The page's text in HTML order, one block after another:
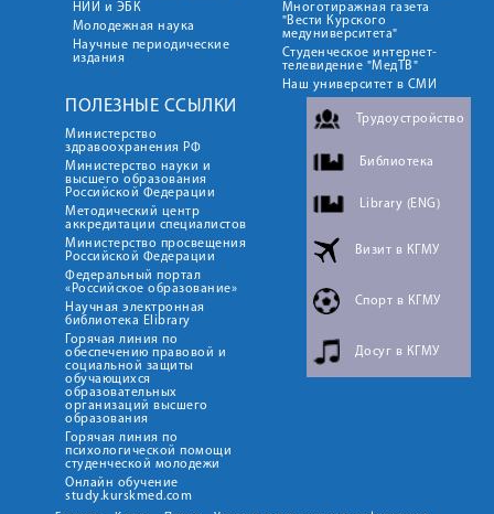
НИИ и ЭБК
Молодежная наука
Научные периодические
издания
Многотиражная газета
"Вести Курского
медуниверситета"
Студенческое интернет-
телевидение "МедТВ"
Наш университет в СМИ
ПОЛЕЗНЫЕ ССЫЛКИ
Министерство
здравоохранения РФ
Министерство науки и
высшего образования
Российской Федерации
Методический центр
аккредитации специалистов
Министерство просвещения
Российской Федерации
Федеральный портал
«Российское образование»
Научная электронная
библиотека Elibrary
Горячая линия по
обеспечению правовой и
социальной защиты
обучающихся
образовательных
организаций высшего
образования
Горячая линия по
психологической помощи
студенческой молодежи
Онлайн обучение
study.kurskmed.com
Трудоустройство
Библиотека
Library (ENG)
Визит в КГМУ
Спорт в КГМУ
Досуг в КГМУ